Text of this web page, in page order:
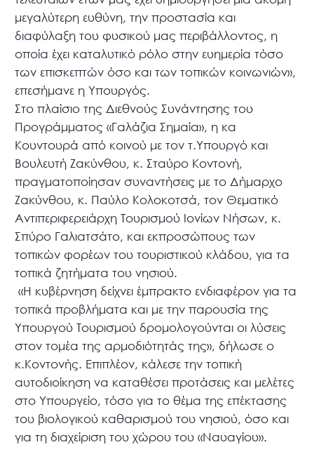
μεγαλύτερη ευθύνη, την προστασία και
διαφύλαξη του φυσικού μας περιβάλλοντος, η
οποία έχει καταλυτικό ρόλο στην ευημερία τόσο
των επισκεπτών όσο και των τοπικών κοινωνιών»,
επεσήμανε η Υπουργός.
Στο πλαίσιο της Διεθνούς Συνάντησης του
Προγράμματος «Γαλάζια Σημαία», η κα
Κουντουρά από κοινού με τον τ.Υπουργό και
Βουλευτή Ζακύνθου, κ. Σταύρο Κοντονή,
πραγματοποίησαν συναντήσεις με το Δήμαρχο
Ζακύνθου, κ. Παύλο Κολοκοτσά, τον Θεματικό
Αντιπεριφερειάρχη Τουρισμού Ιονίων Νήσων, κ.
Σπύρο Γαλιατσάτο, και εκπροσώπους των
τοπικών φορέων του τουριστικού κλάδου, για τα
τοπικά ζητήματα του νησιού.
«Η κυβέρνηση δείχνει έμπρακτο ενδιαφέρον για τα
τοπικά προβλήματα και με την παρουσία της
Υπουργού Τουρισμού δρομολογούνται οι λύσεις
στον τομέα της αρμοδιότητάς της», δήλωσε ο
κ.Κοντονής. Επιπλέον, κάλεσε την τοπική
αυτοδιοίκηση να καταθέσει προτάσεις και μελέτες
στο Υπουργείο, τόσο για το θέμα της επέκτασης
του βιολογικού καθαρισμού του νησιού, όσο και
για τη διαχείριση του χώρου του «Ναυαγίου».